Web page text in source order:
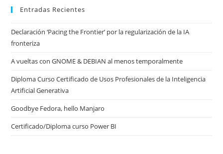
Entradas Recientes
Declaración ‘Pacing the Frontier’ por la regularización de la IA
fronteriza
A vueltas con GNOME & DEBIAN al menos temporalmente
Diploma Curso Certificado de Usos Profesionales de la Inteligencia
Artificial Generativa
Goodbye Fedora, hello Manjaro
Certificado/Diploma curso Power BI